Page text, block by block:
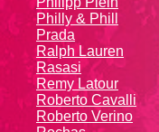
Philly & Phill
Prada
Ralph Lauren
Rasasi
Remy Latour
Roberto Cavalli
Roberto Verino